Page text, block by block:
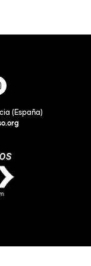
(España)